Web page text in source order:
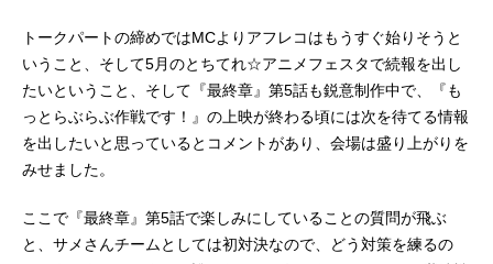
トークパートの締めではMCよりアフレコはもうすぐ始りそうと
いうこと、そして5月のとちてれ☆アニメフェスタで続報を出し
たいということ、そして『最終章』第5話も鋭意制作中で、『も
っとらぶらぶ作戦です！』の上映が終わる頃には次を待てる情報
を出したいと思っているとコメントがあり、会場は盛り上がりを
みせました。
ここで『最終章』第5話で楽しみにしていることの質問が飛ぶ
と、サメさんチームとしては初対決なので、どう対策を練るの